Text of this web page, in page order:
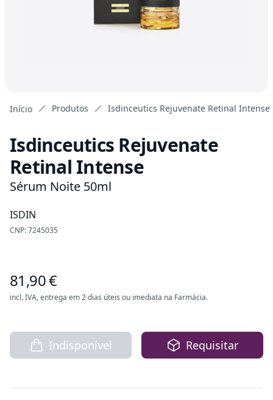
Início Produtos Isdinceutics Rejuvenate Retinal Intense
Isdinceutics Rejuvenate
Retinal Intense
Sérum Noite 50ml
ISDIN
CNP: 7245035
81,90 €
incl. IVA, entrega em 2 dias úteis ou imediata na Farmácia.
Indisponível Requisitar